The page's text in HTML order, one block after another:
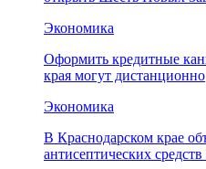
Экономика
Оформить кредитные
края могут дистанционно
Экономика
В Краснодарском крае
антисептических